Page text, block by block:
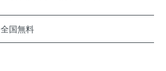
全国無料